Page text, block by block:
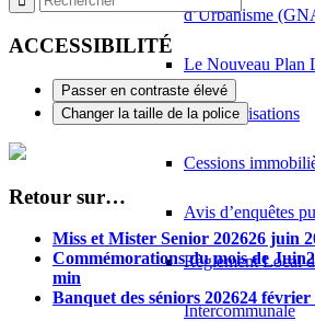
d’Urbanisme
Le Nouveau Plan
Les autorisations
Cessions
Avis d’enquêtes
Règlement Local
Intercommunale
ACCESSIBILITÉ
Passer en contraste élevé
Changer la taille de la police
Retour sur…
Miss et Mister Senior 202626 juin
Commémorations du mois de Juin
min
Banquet des séniors 202624 février